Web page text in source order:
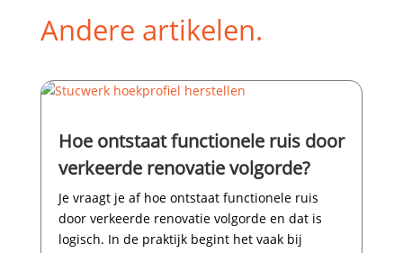
Andere artikelen.
Hoe ontstaat functionele ruis door
verkeerde renovatie volgorde?
Je vraagt je af hoe ontstaat functionele ruis
door verkeerde renovatie volgorde en dat is
logisch.​ In de praktijk begint het vaak bij